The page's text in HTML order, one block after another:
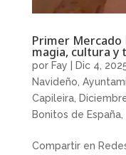
Primer Mercado
magia, cultura y
por Fay Dic 4,
Navideño
Capileira,
Bonitos de España,
Compartir en